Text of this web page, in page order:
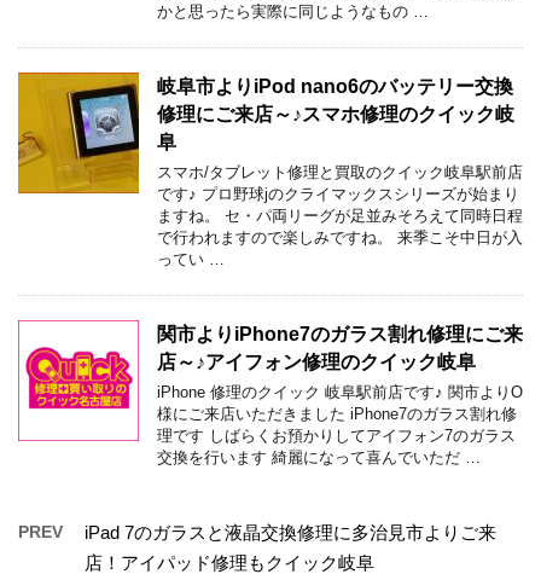
かと思ったら実際に同じようなもの …
岐阜市よりiPod nano6のバッテリー交換
修理にご来店～♪スマホ修理のクイック岐
阜
スマホ/タブレット修理と買取のクイック岐阜駅前店
です♪ プロ野球jのクライマックスシリーズが始まり
ますね。 セ・パ両リーグが足並みそろえて同時日程
で行われますので楽しみですね。 来季こそ中日が入
ってい …
関市よりiPhone7のガラス割れ修理にご来
店～♪アイフォン修理のクイック岐阜
iPhone 修理のクイック 岐阜駅前店です♪ 関市よりO
様にご来店いただきました iPhone7のガラス割れ修
理です しばらくお預かりしてアイフォン7のガラス
交換を行います 綺麗になって喜んでいただ …
PREV
iPad 7のガラスと液晶交換修理に多治見市よりご来
店！アイパッド修理もクイック岐阜